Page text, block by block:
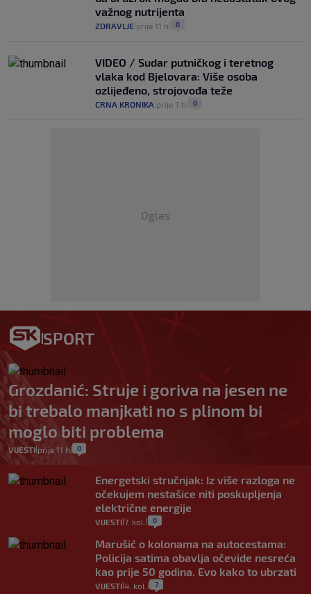
važnog nutrijenta
ZDRAVLJE prije 11 h 0
VIDEO / Sudar putničkog i teretnog
vlaka kod Bjelovara: Više osoba
ozlijeđeno, strojovođa teže
CRNA KRONIKA prije 7 h 0
Oglas
SPORT
Grozdanić: Struje i goriva na jesen ne
bi trebalo manjkati no s plinom bi
moglo biti problema
VIJESTI| prije 11 h 0
Energetski stručnjak: Iz više razloga ne
očekujem nestašice niti poskupljenja
električne energije
VIJESTI 7. kol. 0
Marušić o kolonama na autocestama:
Policija satima obavlja očevide nesreća
kao prije 50 godina. Evo kako to ubrzati
VIJESTI 4. kol. 7